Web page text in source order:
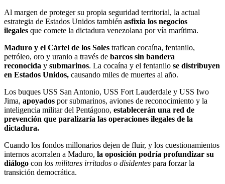
Al margen de proteger su propia seguridad territorial, la actual
estrategia de Estados Unidos también asfixia los negocios
ilegales que comete la dictadura venezolana por vía marítima.
Maduro y el Cártel de los Soles trafican cocaína, fentanilo,
petróleo, oro y uranio a través de barcos sin bandera
reconocida y submarinos. La cocaína y el fentanilo se distribuyen
en Estados Unidos, causando miles de muertes al año.
Los buques USS San Antonio, USS Fort Lauderdale y USS Iwo
Jima, apoyados por submarinos, aviones de reconocimiento y la
inteligencia militar del Pentágono, establecerán una red de
prevención que paralizaría las operaciones ilegales de la
dictadura.
Cuando los fondos millonarios dejen de fluir, y los cuestionamientos
internos acorralen a Maduro, la oposición podría profundizar su
diálogo con los militares irritados o disidentes para forzar la
transición democrática.